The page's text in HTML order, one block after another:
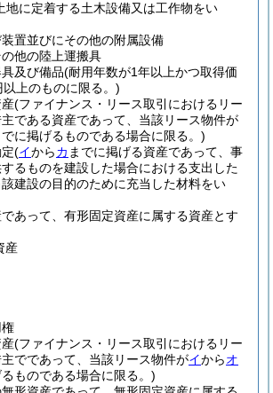
地に定着する土木設備又は工作物をい
置並びにその他の附属設備
他の陸上運搬具
及び備品(耐用年数が1年以上かつ取得価
上のものに限る。)
産(ファイナンス・リース取引におけるリー
である資産であって、当該リース物件が
でに掲げるものである場合に限る。)
(イからカ までに掲げる資産であって、事
るものを建設した場合における支出した
建設の目的のために充当した材料をい
あって、有形固定資産に属する資産とす
産
産(ファイナンス・リース取引におけるリー
でであって、当該リース物件がイからオ
るものである場合に限る。)